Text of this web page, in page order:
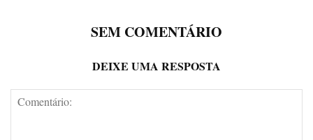
SEM COMENTÁRIO
DEIXE UMA RESPOSTA